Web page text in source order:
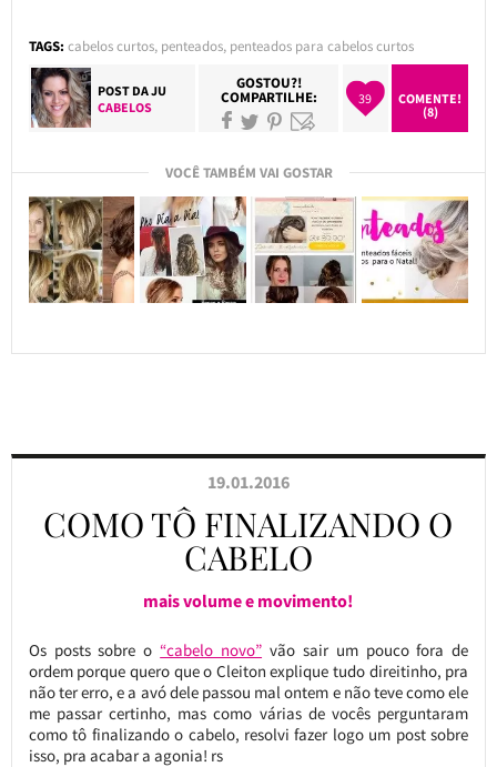
TAGS: cabelos curtos, penteados, penteados para cabelos curtos
POST DAJU
CABELOS
GOSTOU?!
COMPARTILHE: 39
COMENTE!
(8)
VOCÊ TAMBÉM VAI GOSTAR
19.01.2016
COMO TÔ FINALIZANDO O
CABELO
mais volume e movimento!
Os posts sobre o“cabelo novo” vão sair um pouco fora de
ordem porque quero que o Cleiton explique tudo direitinho, pra
não ter erro, e a avó dele passou mal ontem e não teve como ele
me passar certinho, mas como várias de vocês perguntaram
como tô finalizando o cabelo, resolvi fazer logo um post sobre
isso, pra acabar a agonia! rs